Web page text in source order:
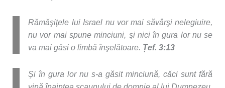
Rămăşiţele lui Israel nu vor mai săvârşi nelegiuire,
nu vor mai spune minciuni, şi nici în gura lor nu se
va mai găsi o limbă înşelătoare. Țef. 3:13
Şi în gura lor nu s-a găsit minciună, căci sunt fără